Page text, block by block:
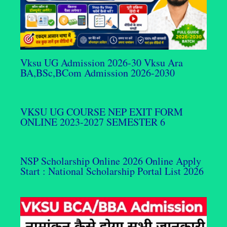
Vksu UG Admission 2026-30 Vksu Ara
BA,BSc,BCom Admission 2026-2030
VKSU UG COURSE NEP EXIT FORM
ONLINE 2023-2027 SEMESTER 6
NSP Scholarship Online 2026 Online Apply
Start : National Scholarship Portal List 2026